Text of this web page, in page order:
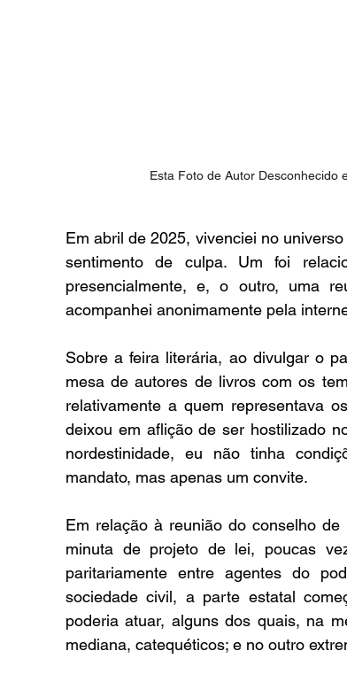
Esta Foto de Autor Desconhecido
Em abril de 2025, vivenciei no universo
sentimento de culpa. Um foi
presencialmente, e, o outro, uma
acompanhei anonimamente pela
Sobre a feira literária, ao divulgar o
mesa de autores de livros com os
relativamente a quem representava
deixou em aflição de ser hostilizado
nordestinidade, eu não tinha
mandato, mas apenas um convite.
Em relação à reunião do conselho de
minuta de projeto de lei, poucas
paritariamente entre agentes do
sociedade civil, a parte estatal
poderia atuar, alguns dos quais, na
mediana, catequéticos; e no outro